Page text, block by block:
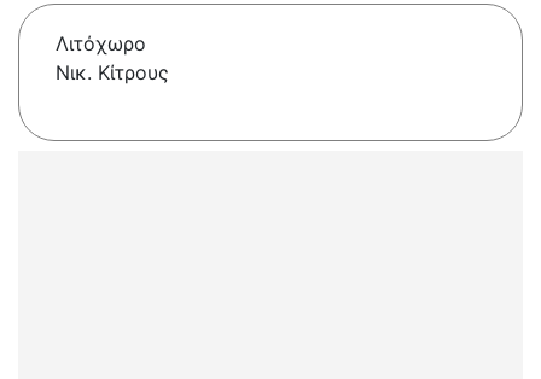
Λιτόχωρο
Νικ. Κίτρους